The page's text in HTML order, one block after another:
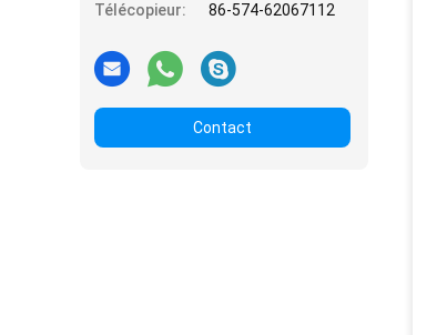
Télécopieur:
86-574-62067112
Contact